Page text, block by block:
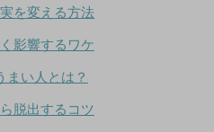
を変える方法
影響するワケ
まい人とは？
脱出するコツ